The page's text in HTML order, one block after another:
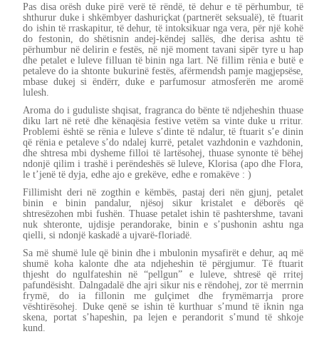
Pas disa orësh duke pirë verë të rëndë, të dehur e të përhumbur, të
shthurur duke i shkëmbyer dashuriçkat (partnerët seksualë), të ftuarit
do ishin të rraskapitur, të dehur, të intoksikuar nga vera, për një kohë
do festonin, do shëtisnin andej-këndej sallës, dhe derisa ashtu të
përhumbur në delirin e festës, në një moment tavani sipër tyre u hap
dhe petalet e luleve filluan të binin nga lart. Në fillim rënia e butë e
petaleve do ia shtonte bukurinë festës, afërmendsh pamje magjepsëse,
mbase dukej si ëndërr, duke e parfumosur atmosferën me aromë
lulesh.
Aroma do i guduliste shqisat, fragranca do bënte të ndjeheshin thuase
diku lart në retë dhe kënaqësia festive vetëm sa vinte duke u rritur.
Problemi është se rënia e luleve s’dinte të ndalur, të ftuarit s’e dinin
që rënia e petaleve s’do ndalej kurrë, petalet vazhdonin e vazhdonin,
dhe shtresa mbi dysheme filloi të lartësohej, thuase synonte të bëhej
ndonjë qilim i trashë i perëndeshës së luleve, Klorisa (apo dhe Flora,
le t’jenë të dyja, edhe ajo e grekëve, edhe e romakëve : )
Fillimisht deri në zogthin e këmbës, pastaj deri nën gjunj, petalet
binin e binin pandalur, njësoj sikur kristalet e dëborës që
shtresëzohen mbi fushën. Thuase petalet ishin të pashtershme, tavani
nuk shteronte, ujdisje perandorake, binin e s’pushonin ashtu nga
qielli, si ndonjë kaskadë a ujvarë-floriadë.
Sa më shumë lule që binin dhe i mbulonin mysafirët e dehur, aq më
shumë koha kalonte dhe ata ndjeheshin të përgjumur. Të ftuarit
thjesht do ngulfateshin në “pellgun” e luleve, shtresë që rritej
pafundësisht. Dalngadalë dhe ajri sikur nis e rëndohej, zor të merrnin
frymë, do ia fillonin me gulçimet dhe frymëmarrja prore
vështirësohej. Duke qenë se ishin të kurthuar s’mund të iknin nga
skena, portat s’hapeshin, pa lejen e perandorit s’mund të shkoje
kund.